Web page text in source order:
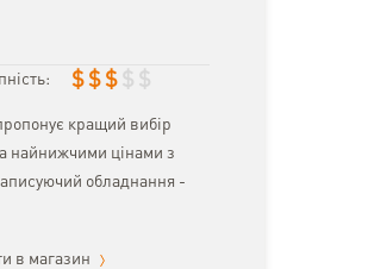
$ $ $ $ $
кращий вибір
найнижчими цінами з
обладнання -
в магазин